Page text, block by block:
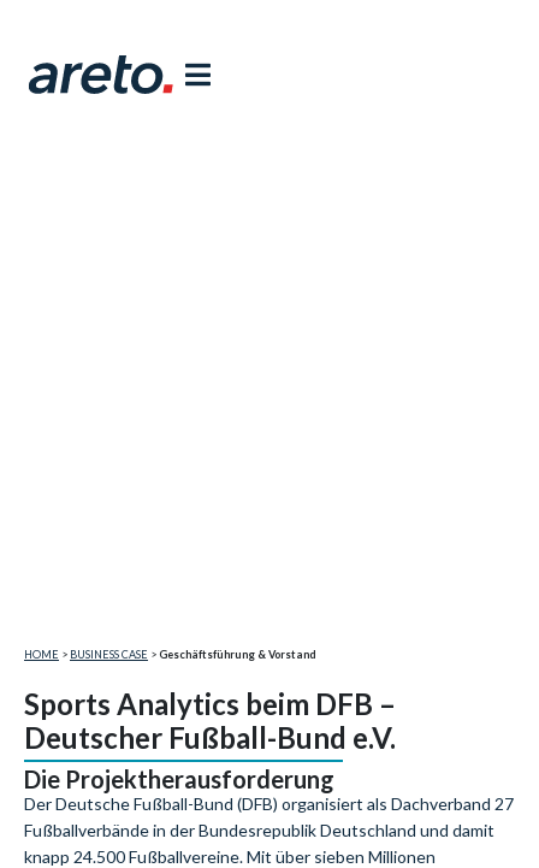
HOME > BUSINESS CASE >Geschäftsführung & Vorstand
Sports Analytics beim DFB –
Deutscher Fußball-Bund e.V.
Die Projektherausforderung
Der Deutsche Fußball-Bund (DFB) organisiert als Dachverband 27
Fußballverbände in der Bundesrepublik Deutschland und damit
knapp 24.500 Fußballvereine. Mit über sieben Millionen